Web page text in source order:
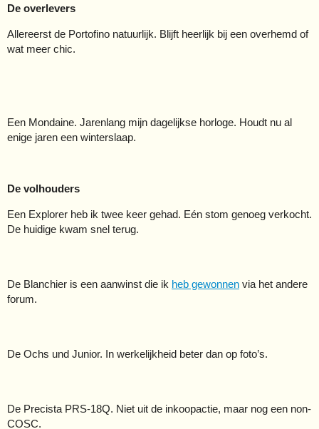
De overlevers
Allereerst de Portofino natuurlijk. Blijft heerlijk bij een overhemd of
wat meer chic.
Een Mondaine. Jarenlang mijn dagelijkse horloge. Houdt nu al
enige jaren een winterslaap.
De volhouders
Een Explorer heb ik twee keer gehad. Eén stom genoeg verkocht.
De huidige kwam snel terug.
De Blanchier is een aanwinst die ik heb gewonnen via het andere
forum.
De Ochs und Junior. In werkelijkheid beter dan op foto’s.
De Precista PRS-18Q. Niet uit de inkoopactie, maar nog een non-
COSC.